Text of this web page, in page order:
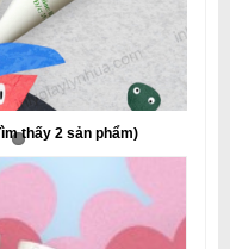
thấy 2 sản phẩm)